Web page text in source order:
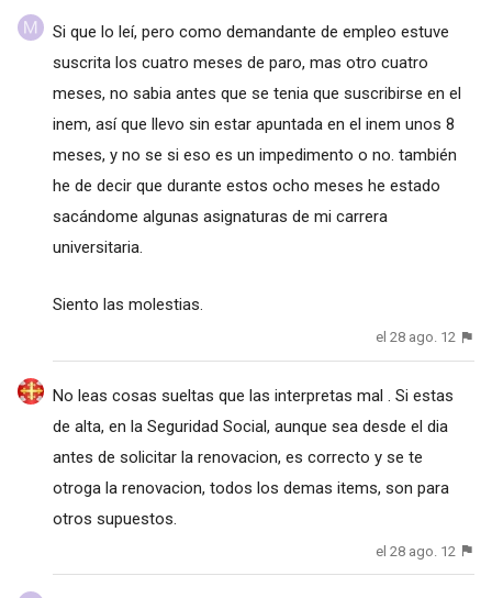
Si que lo leí, pero como demandante de empleo estuve
suscrita los cuatro meses de paro, mas otro cuatro
meses, no sabia antes que se tenia que suscribirse en el
inem, así que llevo sin estar apuntada en el inem unos 8
meses, y no se si eso es un impedimento o no. también
he de decir que durante estos ocho meses he estado
sacándome algunas asignaturas de mi carrera
universitaria.
Siento las molestias.
el 28 ago. 12
No leas cosas sueltas que las interpretas mal . Si estas
de alta, en la Seguridad Social, aunque sea desde el dia
antes de solicitar la renovacion, es correcto y se te
otroga la renovacion, todos los demas items, son para
otros supuestos.
el 28 ago. 12